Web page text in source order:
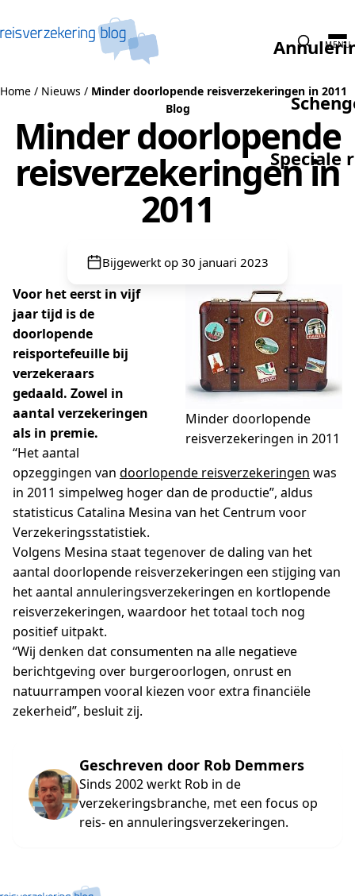
Speciale
MENU
Home / Nieuws / Minder doorlopende reisverzekeringen in 2011
Blog
Minder doorlopende
reisverzekeringen in
2011
Bijgewerkt op 30 januari 2023
Minder doorlopende
reisverzekeringen in 2011
Voor het eerst in vijf
jaar tijd is de
doorlopende
reisportefeuille bij
verzekeraars
gedaald. Zowel in
aantal verzekeringen
als in premie.
“Het aantal
opzeggingen van doorlopende reisverzekeringen was
in 2011 simpelweg hoger dan de productie”, aldus
statisticus Catalina Mesina van het Centrum voor
Verzekeringsstatistiek.
Volgens Mesina staat tegenover de daling van het
aantal doorlopende reisverzekeringen een stijging van
het aantal annuleringsverzekeringen en kortlopende
reisverzekeringen, waardoor het totaal toch nog
positief uitpakt.
“Wij denken dat consumenten na alle negatieve
berichtgeving over burgeroorlogen, onrust en
natuurrampen vooral kiezen voor extra financiële
zekerheid”, besluit zij.
Geschreven door Rob Demmers
Sinds 2002 werkt Rob in de
verzekeringsbranche, met een focus op
reis- en annuleringsverzekeringen.